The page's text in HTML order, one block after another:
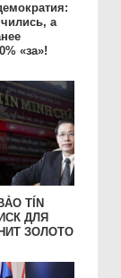
а
«за»!
TÍN
ДЛЯ
ЗОЛОТО